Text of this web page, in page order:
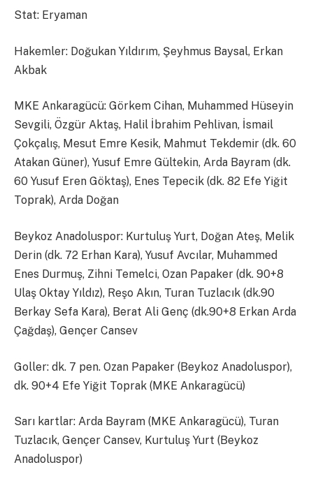
Stat: Eryaman
Hakemler: Doğukan Yıldırım, Şeyhmus Baysal, Erkan
Akbak
MKE Ankaragücü: Görkem Cihan, Muhammed Hüseyin
Sevgili, Özgür Aktaş, Halil İbrahim Pehlivan, İsmail
Çokçalış, Mesut Emre Kesik, Mahmut Tekdemir (dk. 60
Atakan Güner), Yusuf Emre Gültekin, Arda Bayram (dk.
60 Yusuf Eren Göktaş), Enes Tepecik (dk. 82 Efe Yiğit
Toprak), Arda Doğan
Beykoz Anadoluspor: Kurtuluş Yurt, Doğan Ateş, Melik
Derin (dk. 72 Erhan Kara), Yusuf Avcılar, Muhammed
Enes Durmuş, Zihni Temelci, Ozan Papaker (dk. 90+8
Ulaş Oktay Yıldız), Reşo Akın, Turan Tuzlacık (dk.90
Berkay Sefa Kara), Berat Ali Genç (dk.90+8 Erkan Arda
Çağdaş), Gençer Cansev
Goller: dk. 7 pen. Ozan Papaker (Beykoz Anadoluspor),
dk. 90+4 Efe Yiğit Toprak (MKE Ankaragücü)
Sarı kartlar: Arda Bayram (MKE Ankaragücü), Turan
Tuzlacık, Gençer Cansev, Kurtuluş Yurt (Beykoz
Anadoluspor)